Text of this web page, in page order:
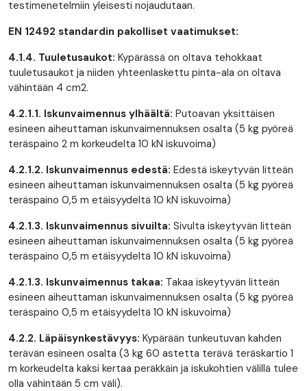
testimenetelmiin yleisesti nojaudutaan.
EN 12492 standardin pakolliset vaatimukset:
4.1.4. Tuuletusaukot: Kypärässä on oltava tehokkaat
tuuletusaukot ja niiden yhteenlaskettu pinta-ala on oltava
vähintään 4 cm2.
4.2.1.1. Iskunvaimennus ylhäältä: Putoavan yksittäisen
esineen aiheuttaman iskunvaimennuksen osalta (5 kg pyöreä
teräspaino 2 m korkeudelta 10 kN iskuvoima)
4.2.1.2. Iskunvaimennus edestä: Edestä iskeytyvän litteän
esineen aiheuttaman iskunvaimennuksen osalta (5 kg pyöreä
teräspaino 0,5 m etäisyydeltä 10 kN iskuvoima)
4.2.1.3. Iskunvaimennus sivuilta: Sivulta iskeytyvän litteän
esineen aiheuttaman iskunvaimennuksen osalta (5 kg pyöreä
teräspaino 0,5 m etäisyydeltä 10 kN iskuvoima)
4.2.1.3. Iskunvaimennus takaa: Takaa iskeytyvän litteän
esineen aiheuttaman iskunvaimennuksen osalta (5 kg pyöreä
teräspaino 0,5 m etäisyydeltä 10 kN iskuvoima)
4.2.2. Läpäisynkestävyys: Kypärään tunkeutuvan kahden
terävän esineen osalta (3 kg 60 astetta terävä teräskartio 1
m korkeudelta kaksi kertaa peräkkäin ja iskukohtien välillä tulee
olla vähintään 5 cm väli).